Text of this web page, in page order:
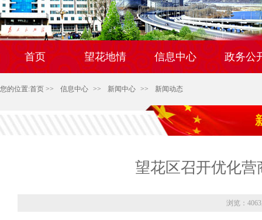
首页 望花地情 信息中心 政务公
您的位置:首页 >> 信息中心 >> 新闻中心 >> 新闻动态
望花区召开优化
浏览：